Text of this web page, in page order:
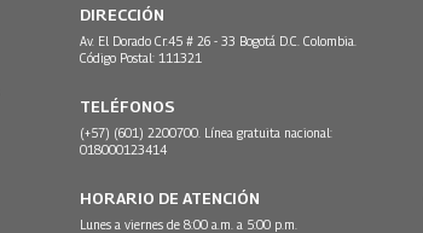
DIRECCIÓN
Av. El Dorado Cr.45 # 26 - 33 Bogotá D.C. Colombia.
Código Postal: 111321
TELÉFONOS
(+57) (601) 2200700. Línea gratuita nacional:
018000123414
HORARIO DE ATENCIÓN
Lunes a viernes de 8:00 a.m. a 5:00 p.m.